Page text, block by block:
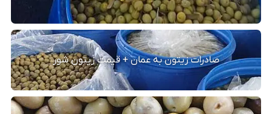
صادرات زیتون به عمان + قیمت زیتون شور